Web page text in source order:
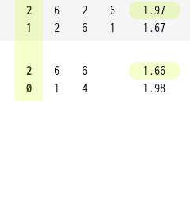
2
1
6
2
2
6
6
1
1.97
1.67
2
0
6
1
6
4
1.66
1.98